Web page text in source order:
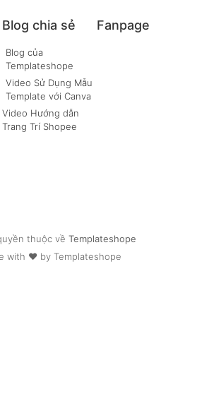
Blog chia sẻ
Blog của
Templateshope
Video Sử Dụng Mẫu
Template với Canva
Video Hướng dẫn
Trang Trí Shopee
Fanpage
thuộc về Templateshope
with ❤ by Templateshope